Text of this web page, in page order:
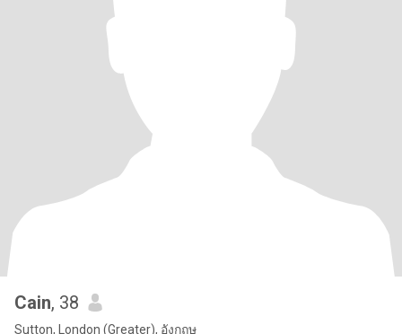
Cain, 38
Sutton, London (Greater), อังกฤษ